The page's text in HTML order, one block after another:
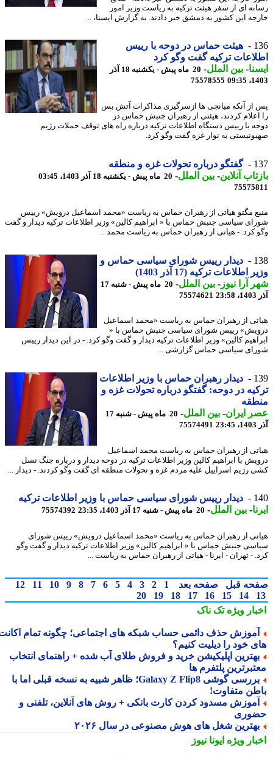
ای از سفر هیئت ترکیه به ریاست وزیر امور
این کشور به دمشق خبر دادند. به گزارش ایسنا، ...
هیئت حماس در دوحه با رییس
ترکیه گفت وگو کرد
-بین الملل-
20 ماه پیش - یکشنبه 18 آذر
75578555
آنکه میانجی ها ازسرگیری مذاکرات آتش بس
کردند، هیئتی از رهبران جنبش حماس در
با رییس دستگاه اطلاعات ترکیه درباره راه های توقف حملات رژیم
به نوار غزه گفت وگو کرد.
گفتگو درباره تحولات غزه و منطقه
آنلاین-بین الملل-20 ماه پیش - یکشنبه 18 آذر 1403، 03:45
مگتو هیاتی از رهبران حماس به ریاست «محمد اسماعیل درویش» رییس
سیاسی جنبش حماس با « ابراهیم کالین» وزیر اطلاعات ترکیه دیدار و گفت
کرد. - هیاتی از رهبران حماس به ریاست محمد ...
دیدار رییس شورای سیاسی حماس و
اطلاعات ترکیه (17 آذر 1403)
آرا نیوز-بین الملل-
20 ماه پیش - شنبه 17
75574621
از رهبران حماس به ریاست «محمد اسماعیل
رییس شورای سیاسی جنبش حماس با «
کالین» وزیر اطلاعات ترکیه دیدار و گفت وگو کرد. - در این دیدار رییس
سیاسی حماس گزارشی ...
دیدار رهبران حماس با وزیر اطلاعات
در دوحه: گفتگو درباره تحولات غزه و
ایران- بین الملل-
20 ماه پیش - شنبه 17
75574491
از رهبران حماس به ریاست محمد اسماعیل
با ابراهیم کالین وزیر اطلاعات ترکیه در دوحه دیدار و درباره جنگ نسل
رژیم اسراییل علیه مردم غزه و تحولات منطقه ای گفت وگو کردند. - دیدار ...
دیدار رییس شورای سیاسی حماس با وزیر اطلاعات ترکیه
-بین الملل-20 ماه پیش - شنبه 17 آذر 1403، 23:35 75574392
از رهبران حماس به ریاست «محمد اسماعیل درویش» رییس شورای
جنبش حماس با « ابراهیم کالین» وزیر اطلاعات ترکیه دیدار و گفت وگو
- تهران - ایرنا - هیاتی از رهبران حماس به ریاست ...
قبل صفحه بعد 1
2
3
4
5
6
7
8
9
10
11
12
14
15
16
17
18
19
20
ویژهتک ناک
حذف دائمی حساب شبکه های اجتماعی؛ چگونه تمام اکانت
خود را دیلیت کنیم؟
اپلیکیشن خرید و فروش طلای آب شده + راهنمای انتخاب
پلتفرم ها
بررسی گوشی Galaxy Z Flip8؛ ظاهر شبیه به نسخه قبلی اما با
متفاوت!
مسدود کردن کارت بانکی + روش های آنلاین، تلفنی و
شغل های هوش مصنوعی در سال ۲۰۲۶
ویژهایونا نیوز